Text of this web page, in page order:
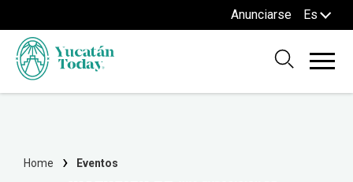
Anunciarse Es
Home Eventos